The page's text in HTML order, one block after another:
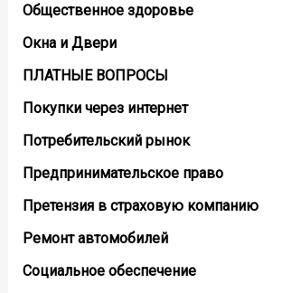
Общественное здоровье
Окна и Двери
ПЛАТНЫЕ ВОПРОСЫ
Покупки через интернет
Потребительский рынок
Предпринимательское право
Претензия в страховую компанию
Ремонт автомобилей
Социальное обеспечение